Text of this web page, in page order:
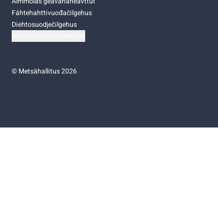
Fáhtehahttivuođačilgehus
Diehtosuodječilgehus
©Metsähallitus 2026